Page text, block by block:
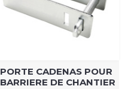
PORTE CADENAS POUR
BARRIERE DE CHANTIER